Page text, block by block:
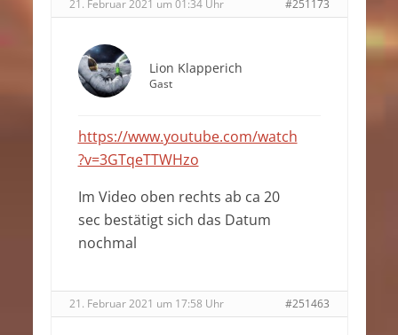
21. Februar 2021 um 01:34 Uhr #251173
Lion Klapperich
Gast
https://www.youtube.com/watch
?v=3GTqeTTWHzo
Im Video oben rechts ab ca 20
sec bestätigt sich das Datum
nochmal
21. Februar 2021 um 17:58 Uhr #251463